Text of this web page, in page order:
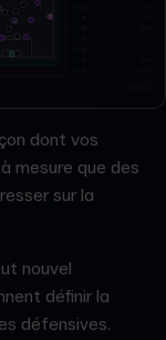
dont vos
mesure que des
sur la
nouvel
définir la
défensives.